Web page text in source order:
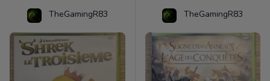
TheGamingR83 TheGamingR83